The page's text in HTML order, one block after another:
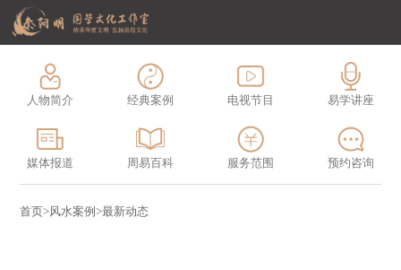
人物简介 经典案例 电视节目 易学讲座
媒体报道 周易百科 服务范围 预约咨询
首页>风水案例>最新动态